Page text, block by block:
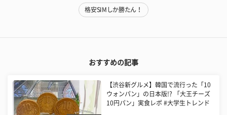
格安SIMしか勝たん！
おすすめの記事
【渋谷新グルメ】韓国で流行った「10
ウォンパン」の日本版!? 「大王チーズ
10円パン」実食レポ #大学生トレンド